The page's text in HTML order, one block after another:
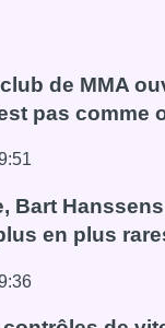
Bartde
a été flashée
de contrôles
top